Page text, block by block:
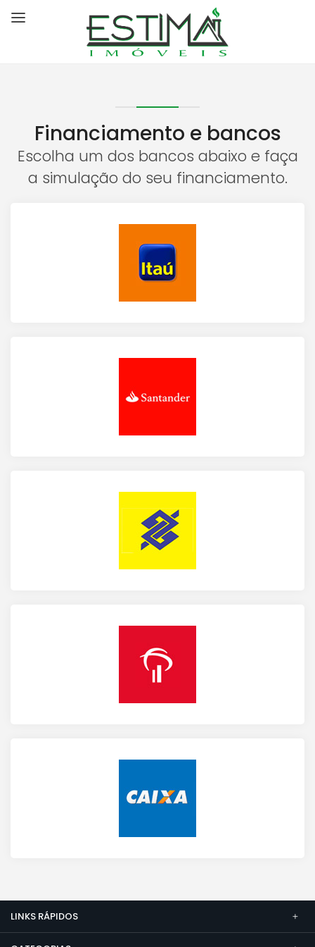
Financiamento e bancos
Escolha um dos bancos abaixo e faça
a simulação do seu financiamento.
LINKS RÁPIDOS